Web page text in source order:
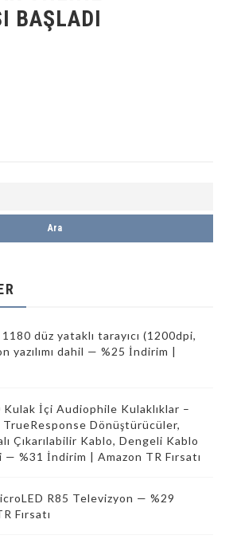
BAŞLADI
düz yataklı tarayıcı (1200dpi,
yazılımı dahil — %25 İndirim |
İçi Audiophile Kulaklıklar –
Dönüştürücüler,
Çıkarılabilir Kablo, Dengeli Kablo
— %31 İndirim | Amazon TR Fırsatı
R85 Televizyon — %29
Fırsatı